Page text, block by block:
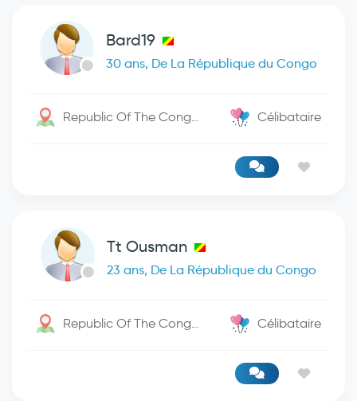
Bard19
30 ans, De La République du Congo
Republic Of The Congo / Kinshasa Célibataire
Tt Ousman
23 ans, De La République du Congo
Republic Of The Congo / - Célibataire